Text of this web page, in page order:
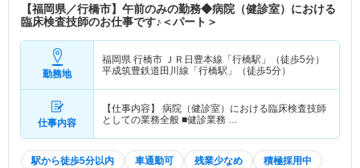
【福岡県／行橋市】午前のみの勤務◆病院（健診室）における
臨床検査技師のお仕事です♪＜パート＞
勤務地
福岡県 行橋市 ＪＲ日豊本線「行橋駅」（徒歩5分）
平成筑豊鉄道田川線「行橋駅」（徒歩5分）
仕事内容
【仕事内容】 病院（健診室）における臨床検査技師
としての業務全般 ■健診業務 …
駅から徒歩5分以内 車通勤可 残業少なめ 積極採用中